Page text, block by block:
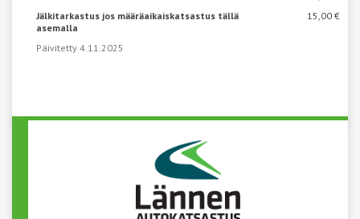
Jälkitarkastus jos määräaikaiskatsastus tällä
asemalla
15,00 €
Päivitetty 4.11.2025